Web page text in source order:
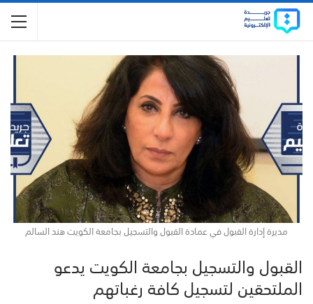
مديرة إدارة القبول في عمادة القبول والتسجيل بجامعة الكويت هند السالم
القبول والتسجيل بجامعة الكويت يدعو
الملتحقين لتسجيل كافة رغباتهم